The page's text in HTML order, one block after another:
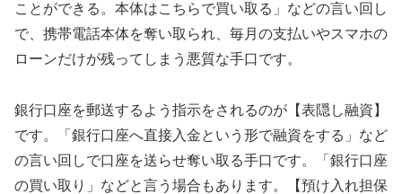
ことができる。本体はこちらで買い取る」などの言い回し
で、携帯電話本体を奪い取られ、毎月の支払いやスマホの
ローンだけが残ってしまう悪質な手口です。
銀行口座を郵送するよう指示をされるのが【表隠し融資】
です。「銀行口座へ直接入金という形で融資をする」など
の言い回しで口座を送らせ奪い取る手口です。「銀行口座
の買い取り」などと言う場合もあります。【預け入れ担保